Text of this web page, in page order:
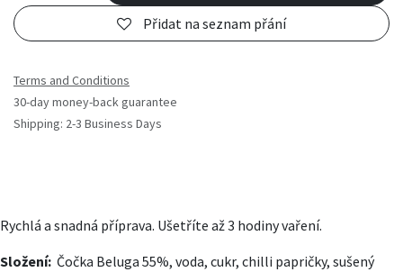
Přidat na seznam přání
Terms and Conditions
30-day money-back guarantee
Shipping: 2-3 Business Days
Rychlá a snadná příprava. Ušetříte až 3 hodiny vaření.
Složení: Čočka Beluga 55%, voda, cukr, chilli papričky, sušený